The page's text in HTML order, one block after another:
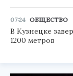
07:24 ОБЩЕСТВО
В Кузнецке
1200 метров